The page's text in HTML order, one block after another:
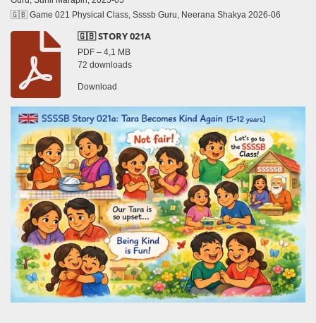
🇬🇧 Game 021 Physical Class, Ssssb Guru, Neerana Shakya 2026-06
🇬🇧 STORY 021A
PDF – 4,1 MB
72 downloads
Download